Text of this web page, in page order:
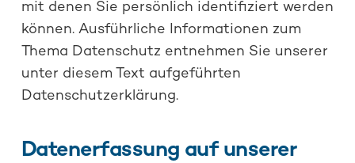
mit denen Sie persönlich identifiziert werden
können. Ausführliche Informationen zum
Thema Datenschutz entnehmen Sie unserer
unter diesem Text aufgeführten
Datenschutzerklärung.
Datenerfassung auf unserer